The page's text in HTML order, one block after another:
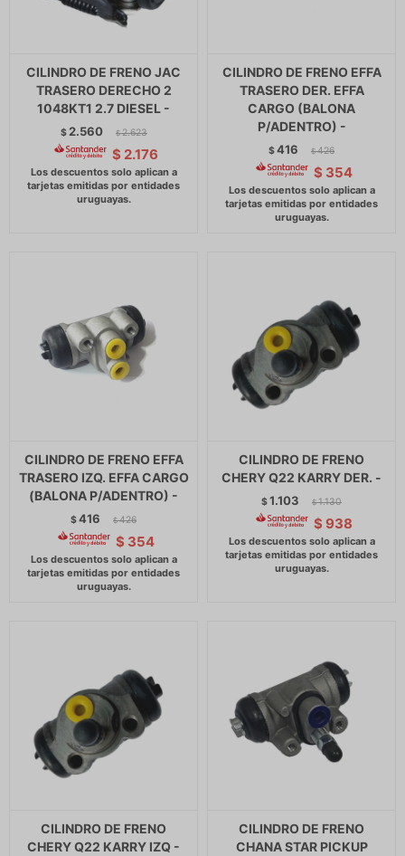
CILINDRO DE FRENO JAC
TRASERO DERECHO 2
1048KT1 2.7 DIESEL -
$ 2.560 $ 2.623
$ 2.176
CILINDRO DE FRENO EFFA
TRASERO DER. EFFA
CARGO (BALONA
P/ADENTRO) -
$416 $ 426
$ 354
CILINDRO DE FRENO EFFA
TRASERO IZQ. EFFA CARGO
(BALONA P/ADENTRO) -
$416 $ 426
$ 354
CILINDRO DE FRENO
CHERY Q22 KARRY DER. -
$1.103 $ 1.130
$ 938
CILINDRO DE FRENO
CHERY Q22 KARRY IZQ -
CILINDRO DE FRENO
CHANA STAR PICKUP